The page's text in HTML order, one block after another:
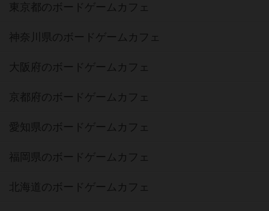
東京都のボードゲームカフェ
神奈川県のボードゲームカフェ
大阪府のボードゲームカフェ
京都府のボードゲームカフェ
愛知県のボードゲームカフェ
福岡県のボードゲームカフェ
北海道のボードゲームカフェ